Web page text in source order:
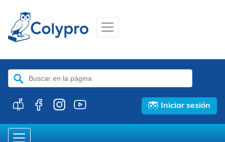
Buscar:
Iniciar sesión